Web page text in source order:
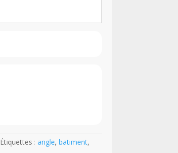
Étiquettes : angle, batiment,